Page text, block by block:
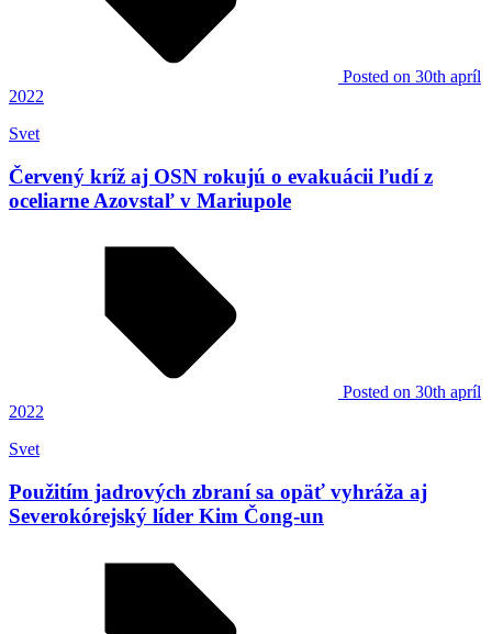
Posted on 30th apríl
2022
Svet
Červený kríž aj OSN rokujú o evakuácii ľudí z
oceliarne Azovstaľ v Mariupole
Posted on 30th apríl
2022
Svet
Použitím jadrových zbraní sa opäť vyhráža aj
Severokórejský líder Kim Čong-un